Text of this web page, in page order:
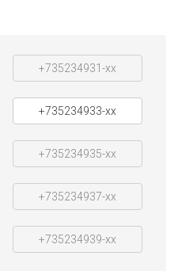
+735234931-xx
+735234933-xx
+735234935-xx
+735234937-xx
+735234939-xx